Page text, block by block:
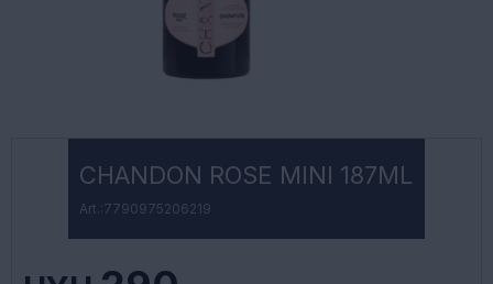
CHANDON ROSE MINI 187ML
7790975206219